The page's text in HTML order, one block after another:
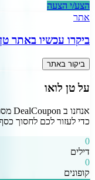
הצע/י הצעה
אתר
ביקרו עכשיו באתר
ביקור באתר
על טן לואו
אנחנו ב DealCoupon מספקים לכם את קודי הקופון האחרונים ל
כדי לעזור לכם לחסוך
0
דילים
0
קופונים